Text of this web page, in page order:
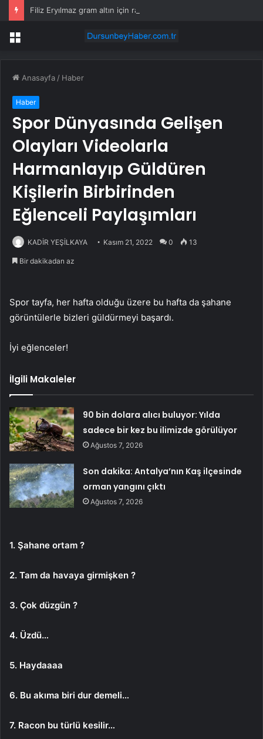
Menü
Anasayfa / Haber
Haber
Spor Dünyasında Gelişen
Olayları Videolarla
Harmanlayıp Güldüren
Kişilerin Birbirinden
Eğlenceli Paylaşımları
KADİR YEŞİLKAYA Kasım 21, 2022 0 13
Bir dakikadan az
Spor tayfa, her hafta olduğu üzere bu hafta da şahane
görüntülerle bizleri güldürmeyi başardı.
İyi eğlenceler!
İlgili Makaleler
90 bin dolara alıcı buluyor: Yılda
sadece bir kez bu ilimizde görülüyor
Ağustos 7, 2026
Son dakika: Antalya’nın Kaş ilçesinde
orman yangını çıktı
Ağustos 7, 2026
1. Şahane ortam ?
2. Tam da havaya girmişken ?
3. Çok düzgün ?
4. Üzdü…
5. Haydaaaa
6. Bu akıma biri dur demeli…
7. Racon bu türlü kesilir…